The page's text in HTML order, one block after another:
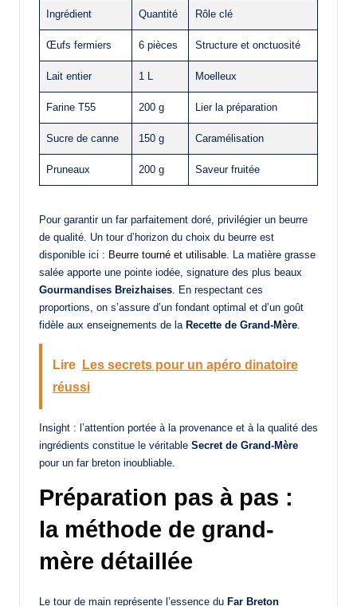
Ingrédient Quantité Rôle clé
Œufs fermiers 6 pièces Structure et onctuosité
Lait entier 1 L Moelleux
Farine T55 200 g Lier la préparation
Sucre de canne 150 g Caramélisation
Pruneaux 200 g Saveur fruitée
Pour garantir un far parfaitement doré, privilégier un beurre
de qualité. Un tour d’horizon du choix du beurre est
disponible ici : Beurre tourné et utilisable. La matière grasse
salée apporte une pointe iodée, signature des plus beaux
Gourmandises Breizhaises. En respectant ces
proportions, on s’assure d’un fondant optimal et d’un goût
fidèle aux enseignements de la Recette de Grand-Mère.
Lire
Les secrets pour un apéro dinatoire
réussi
Insight : l’attention portée à la provenance et à la qualité des
ingrédients constitue le véritable Secret de Grand-Mère
pour un far breton inoubliable.
Préparation pas à pas :
la méthode de grand-
mère détaillée
Le tour de main représente l’essence du Far Breton